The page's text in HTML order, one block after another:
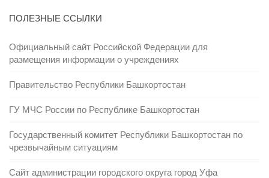
ПОЛЕЗНЫЕ ССЫЛКИ
Официальный сайт Российской Федерации для
размещения информации о учреждениях
Правительство Республики Башкортостан
ГУ МЧС России по Республике Башкортостан
Государственный комитет Республики Башкортостан по
чрезвычайным ситуациям
Сайт администрации городского округа город Уфа